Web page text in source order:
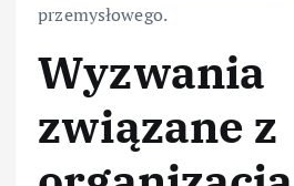
przemysłowego.
Wyzwania
związane z